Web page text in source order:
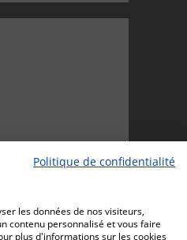
Politique de confidentialité
les données de nos visiteurs,
contenu personnalisé et vous faire
plus d'informations sur les cookies